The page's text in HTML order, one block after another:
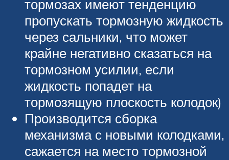
тормозах имеют тенденцию
пропускать тормозную жидкость
через сальники, что может
крайне негативно сказаться на
тормозном усилии, если
жидкость попадет на
тормозящую плоскость колодок)
Производится сборка
механизма с новыми колодками,
сажается на место тормозной